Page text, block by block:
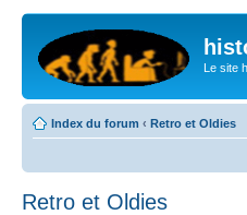
Le site
Index du forum ‹ Retro et Oldies
Retro et Oldies